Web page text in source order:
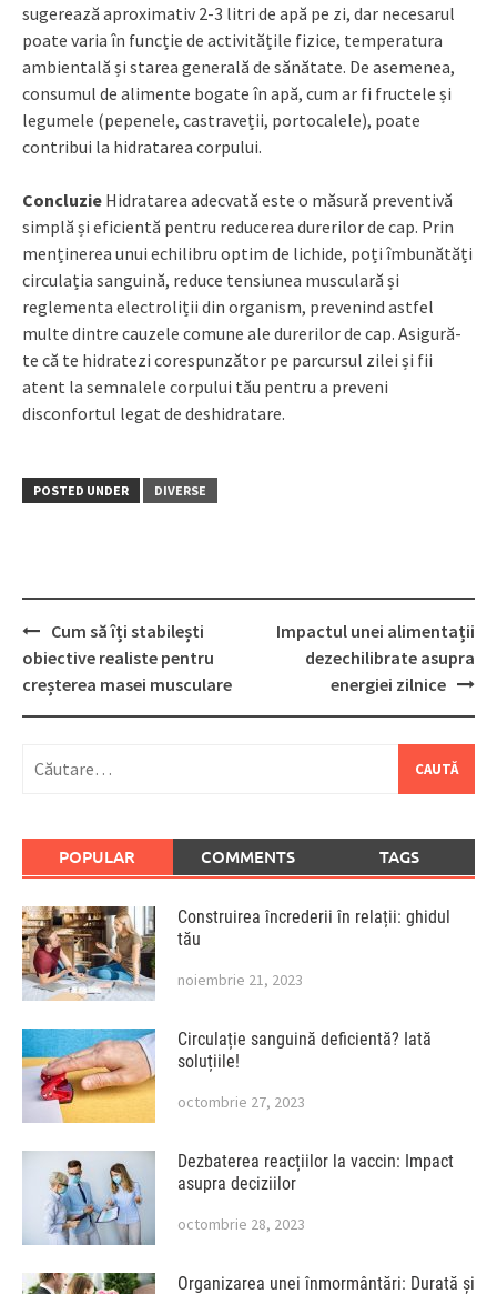
sugerează aproximativ 2-3 litri de apă pe zi, dar necesarul
poate varia în funcție de activitățile fizice, temperatura
ambientală și starea generală de sănătate. De asemenea,
consumul de alimente bogate în apă, cum ar fi fructele și
legumele (pepenele, castraveții, portocalele), poate
contribui la hidratarea corpului.
Concluzie Hidratarea adecvată este o măsură preventivă
simplă și eficientă pentru reducerea durerilor de cap. Prin
menținerea unui echilibru optim de lichide, poți îmbunătăți
circulația sanguină, reduce tensiunea musculară și
reglementa electroliții din organism, prevenind astfel
multe dintre cauzele comune ale durerilor de cap. Asigură-
te că te hidratezi corespunzător pe parcursul zilei și fii
atent la semnalele corpului tău pentru a preveni
disconfortul legat de deshidratare.
POSTED UNDER DIVERSE
Post
navigation
Cum să îți stabilești
obiective realiste pentru
creșterea masei musculare
Impactul unei alimentații
dezechilibrate asupra
energiei zilnice
după:
POPULAR COMMENTS TAGS
Construirea încrederii în relații: ghidul
tău
noiembrie 21, 2023
Circulație sanguină deficientă? Iată
soluțiile!
octombrie 27, 2023
Dezbaterea reacțiilor la vaccin: Impact
asupra deciziilor
octombrie 28, 2023
Organizarea unei înmormântări: Durată și